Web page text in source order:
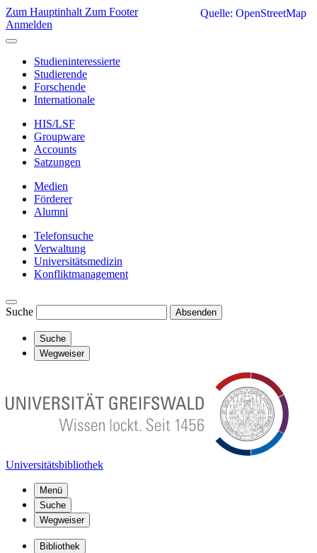
Zum Hauptinhalt Zum Footer
Anmelden
Studieninteressierte
Studierende
Forschende
Internationale
HIS/LSF
Groupware
Accounts
Satzungen
Medien
Förderer
Alumni
Telefonsuche
Verwaltung
Universitätsmedizin
Konfliktmanagement
Suche Absenden
Suche
Wegweiser
Universitätsbibliothek
Menü
Suche
Wegweiser
Bibliothek
Quelle: OpenStreetMap